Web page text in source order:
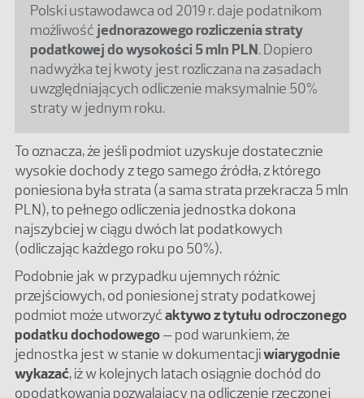
Polski ustawodawca od 2019 r. daje podatnikom
możliwość jednorazowego rozliczenia straty
podatkowej do wysokości 5 mln PLN. Dopiero
nadwyżka tej kwoty jest rozliczana na zasadach
uwzględniających odliczenie maksymalnie 50%
straty w jednym roku.
To oznacza, że jeśli podmiot uzyskuje dostatecznie
wysokie dochody z tego samego źródła, z którego
poniesiona była strata (a sama strata przekracza 5 mln
PLN), to pełnego odliczenia jednostka dokona
najszybciej w ciągu dwóch lat podatkowych
(odliczając każdego roku po 50%).
Podobnie jak w przypadku ujemnych różnic
przejściowych, od poniesionej straty podatkowej
podmiot może utworzyćaktywo z tytułu odroczonego
podatku dochodowego– pod warunkiem, że
jednostka jest w stanie w dokumentacjiwiarygodnie
wykazać, iż w kolejnych latach osiągnie dochód do
opodatkowania pozwalający na odliczenie rzeczonej